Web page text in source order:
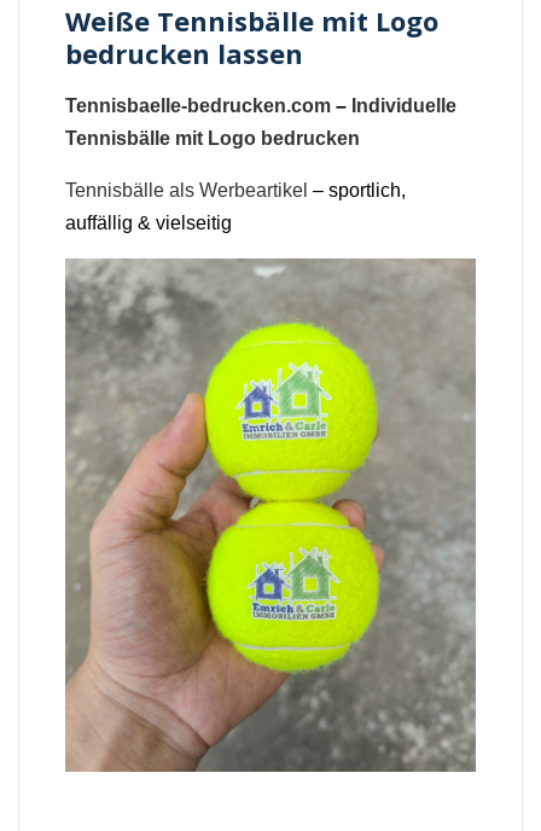
Weiße Tennisbälle mit Logo
bedrucken lassen
Tennisbaelle-bedrucken.com – Individuelle
Tennisbälle mit Logo bedrucken
Tennisbälle als Werbeartikel – sportlich,
auffällig & vielseitig